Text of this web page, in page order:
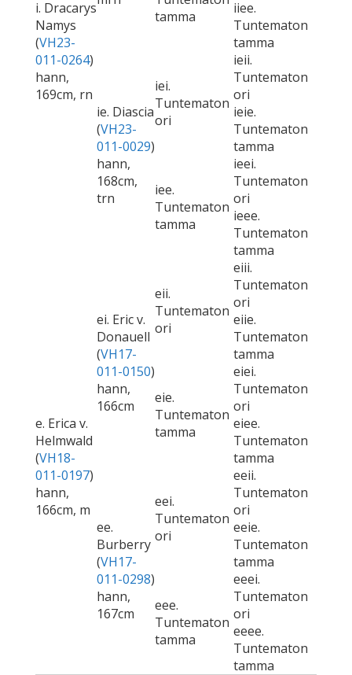
i. Dracarys
Namys
(VH23-
011-0264)
hann,
169cm, rn
tamma
iiee.
Tuntematon
tamma
ie. Diascia
(VH23-
011-0029)
hann,
168cm,
trn
iei.
Tuntematon
ori
ieii.
Tuntematon
ori
ieie.
Tuntematon
tamma
iee.
Tuntematon
tamma
ieei.
Tuntematon
ori
ieee.
Tuntematon
tamma
e. Erica v.
Helmwald
(VH18-
011-0197)
hann,
166cm, m
ei. Eric v.
Donauell
(VH17-
011-0150)
hann,
166cm
eii.
Tuntematon
ori
eiii.
Tuntematon
ori
eiie.
Tuntematon
tamma
eie.
Tuntematon
tamma
eiei.
Tuntematon
ori
eiee.
Tuntematon
tamma
ee.
Burberry
(VH17-
011-0298)
hann,
167cm
eei.
Tuntematon
ori
eeii.
Tuntematon
ori
eeie.
Tuntematon
tamma
eee.
Tuntematon
tamma
eeei.
Tuntematon
ori
eeee.
Tuntematon
tamma